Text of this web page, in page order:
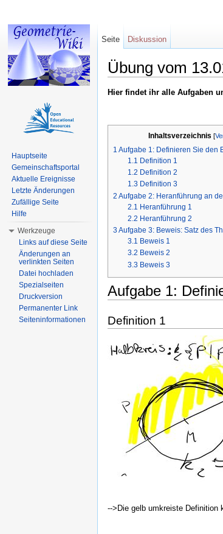
Übung vom
Hier findet ihr alle Aufgaben
Inhaltsverzeichnis [
1 Aufgabe 1: Definieren Sie den
1.1 Definition 1
1.2 Definition 2
1.3 Definition 3
2 Aufgabe 2: Heranführung an
2.1 Heranführung 1
2.2 Heranführung 2
3Aufgabe 3: Beweis: Satz des
3.1 Beweis 1
3.2 Beweis 2
3.3 Beweis 3
Aufgabe 1:
Definition 1
-->Die gelb umkreiste Definition
Seite Diskussion
Hauptseite
Gemeinschaftsportal
Aktuelle Ereignisse
Letzte Änderungen
Zufällige Seite
Hilfe
Werkzeuge
Links auf diese Seite
Änderungen an
verlinkten Seiten
Datei hochladen
Spezialseiten
Druckversion
Permanenter Link
Seiteninformationen